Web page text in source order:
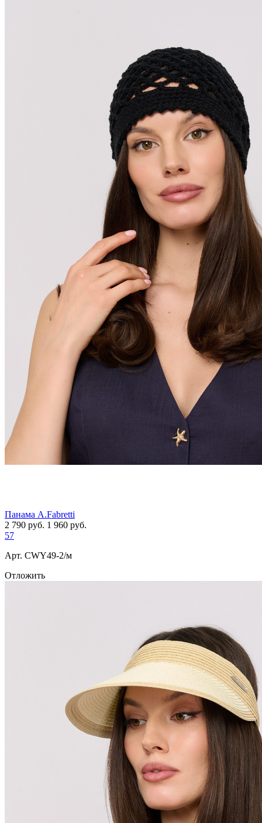
Панама A.Fabretti
2 790 руб. 1 960 руб.
57
Арт. СWY49-2/м
Отложить